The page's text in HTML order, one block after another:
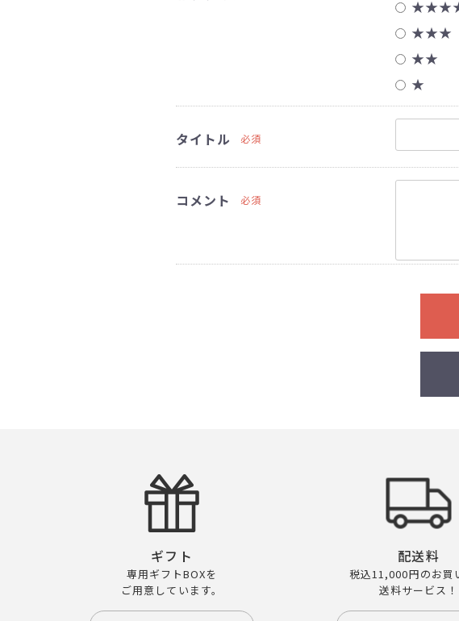
★★★
★★
★
タイトル 必須
コメント 必須
ギフト
専用ギフトBOXを
ご用意しています。
配送料
税込11,000円のお買
送料サービス！